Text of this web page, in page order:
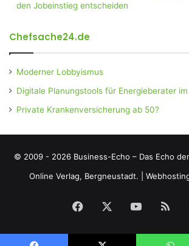
den Jobeinstieg entscheiden
Chefsache24.de
Moderner Lobbyismus
Digitale Planungstools für Energieberater
Private Krankenversicherung ab 50?
© 2009 - 2026 Business-Echo – Das Echo
Online Verlag, Bergneustadt.
Facebook YouTube